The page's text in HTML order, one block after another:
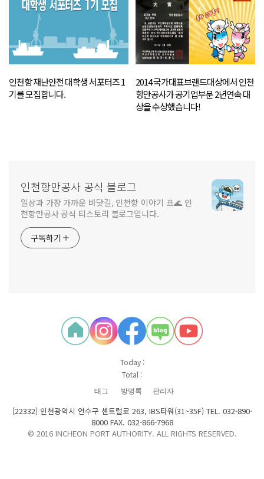
인천항 재난안전 대학생 서포터즈 1
기를 모집합니다.
2014 국가대표브랜드대상에서 인천
항만공사가 공기업부문 2년연속 대
상을 수상했습니다!
인천항만공사 공식 블로그
일상과 가장 가까운 바닷길, 인천항 이야기 🚢🌊 인
천항만공사 공식 티스토리 블로그입니다.
구독하기
Today :
Total :
태그 방명록 관리자
[22332] 인천광역시 연수구 센트럴로 263, IBS타워(31~35F) TEL. 032-890-
8000 FAX. 032-866-7968
© 2016 INCHEON PORT AUTHORITY. ALL RIGHTS RESERVED.